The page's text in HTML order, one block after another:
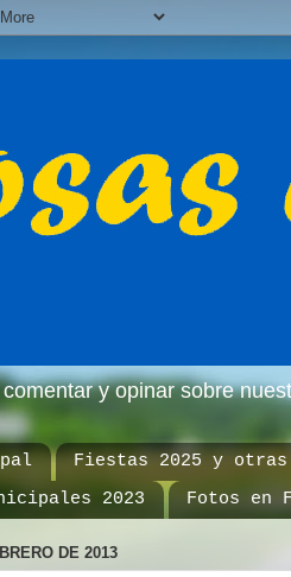
y opinar sobre
Fiestas 2025 y otras
2023
Fotos en
DE 2013